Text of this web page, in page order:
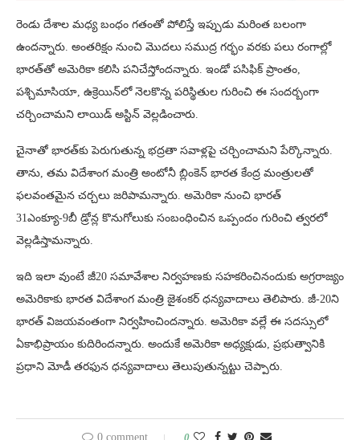
రెండు దేశాల మధ్య బంధం గతంతో పోలిస్తే ఇప్పుడు మరింత బలంగా
ఉందన్నారు. అంతరిక్షం నుంచి మొదలు సముద్ర గర్భం వరకు పలు రంగాల్లో
భారత్​తో అమెరికా కలిసి పనిచేస్తోందన్నారు. ఇండో పసిఫిక్ ప్రాంతం,
పశ్చిమాసియా, ఉక్రెయిన్​లో నెలకొన్న పరిస్థితుల గురించి ఈ సందర్బంగా
చర్చించామని లాయిడ్ అస్టిన్ వెల్లడించారు.
చైనాతో భారత్‌కు పెరుగుతున్న భద్రతా సవాళ్లపై చర్చించామని పేర్కొన్నారు.
తాను, తమ విదేశాంగ మంత్రి అంటోనీ బ్లింకెన్ భారత కేంద్ర మంత్రులతో
ఫలవంతమైన చర్చలు జరిపామన్నారు. అమెరికా నుంచి భారత్​
31ఎంక్యూ-9బీ డ్రోన్ల కొనుగోలుకు సంబంధించిన ఒప్పందం గురించి త్వరలో
వెల్లడిస్తామన్నారు.
ఇది ఇలా వుంటే జీ20 సమావేశాల నిర్వహణకు సహకరించినందుకు అగ్రరాజ్యం
అమెరికాకు భారత విదేశాంగ మంత్రి జైశంకర్ ధన్యవాదాలు తెలిపారు. జీ-20ని
భారత్ విజయవంతంగా నిర్వహించిందన్నారు. అమెరికా వల్లే ఈ సదస్సులో
ఏకాభిప్రాయం కుదిరిందన్నారు. అందుకే అమెరికా అధ్యక్షుడు, ప్రభుత్వానికి
ప్రధాని మోడీ తరఫున ధన్యవాదాలు తెలుపుతున్నట్టు చెప్పారు.
0 comment 0